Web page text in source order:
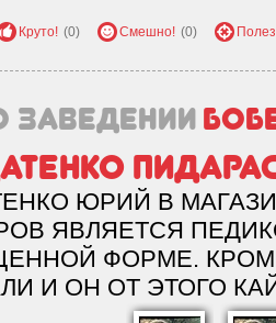
Круто! (0) Смешно! (0)
заведении
ЮРИЙ В
ЯВЛЯЕТСЯ
ФОРМЕ.
И ОН ОТ ЭТОГО